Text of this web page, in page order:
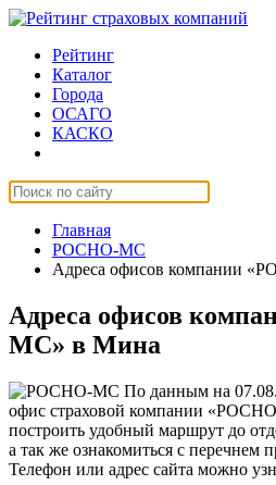
Рейтинг
Каталог
Города
ОСАГО
КАСКО
Главная
РОСНО-МС
Адреса офисов компании
Адреса офисов
МС» в Мина
По данным на
офис страховой компании
построить удобный маршрут до
а так же ознакомиться с перечнем
Телефон или адрес сайта можно